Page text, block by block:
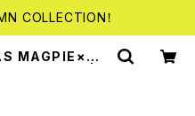
COLLECTION！
MAGPIE×YH